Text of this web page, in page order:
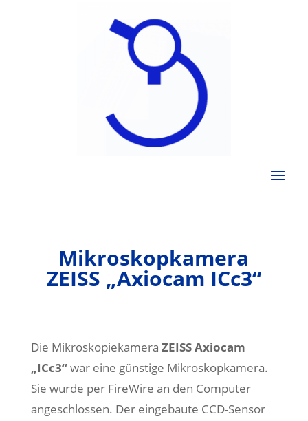
Mikroskopkamera
ZEISS „Axiocam ICc3“
Die Mikroskopiekamera ZEISS Axiocam
„ICc3“war eine günstige Mikroskopkamera.
Sie wurde per FireWire an den Computer
angeschlossen. Der eingebaute CCD-Sensor